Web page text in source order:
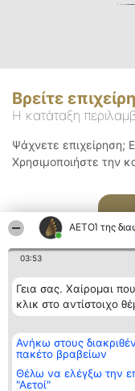
ΑΕΤΟΊ της
03:53
Γεια σας. Χαίρομαι
κλικ στο αντίστοιχο
Ανήκω στους
πακέτο βραβείων
Θέλω να ελέγξω την
"Αετοί"
Βρείτε
Η κατάταξη
Ψάχνετε επιχείρηση;
Χρησιμοποιήστε την
Διοργανωτής της
κατάταξης
BEAUTIFUL COMPANY
ΤΗΛ. ΕΠΙΚΟΙΝΩΝΙΑΣ: